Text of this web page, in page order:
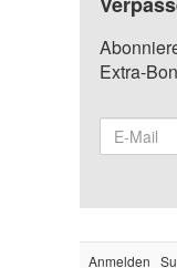
Extra-
Anmelden